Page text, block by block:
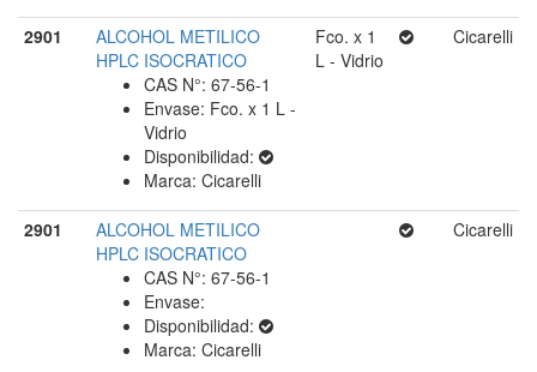
2901
ALCOHOL METILICO
HPLC ISOCRATICO
CAS N°: 67-56-1
Envase: Fco. x 1 L -
Vidrio
Disponibilidad:
Marca: Cicarelli
Fco. x 1
L - Vidrio
Cicarelli
2901
ALCOHOL METILICO
HPLC ISOCRATICO
CAS N°: 67-56-1
Envase:
Disponibilidad:
Marca: Cicarelli
Cicarelli